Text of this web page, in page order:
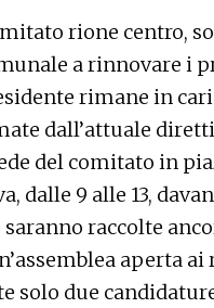
rione centro,
a rinnovare i
rimane in
dall’attuale
del comitato in
dalle 9 alle 13,
raccolte
aperta ai
solo due